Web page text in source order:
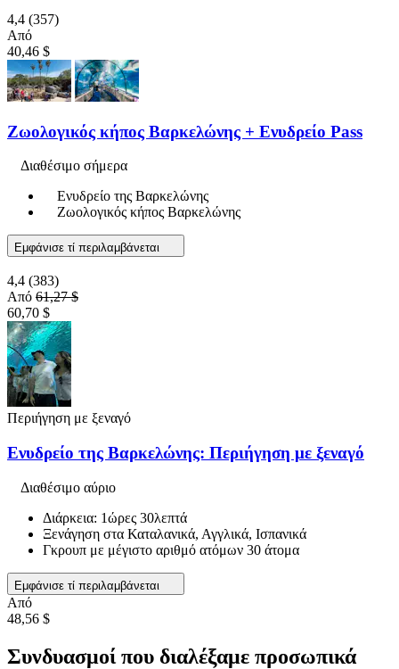
4,4 (357)
Από
40,46 $
Ζωολογικός κήπος Βαρκελώνης + Ενυδρείο Pass
Διαθέσιμο σήμερα
Ενυδρείο της Βαρκελώνης
Ζωολογικός κήπος Βαρκελώνης
Εμφάνισε τί περιλαμβάνεται
4,4 (383)
Από 61,27 $
60,70 $
Περιήγηση με ξεναγό
Ενυδρείο της Βαρκελώνης: Περιήγηση με ξεναγό
Διαθέσιμο αύριο
Διάρκεια: 1ώρες 30λεπτά
Ξενάγηση στα Καταλανικά, Αγγλικά, Ισπανικά
Γκρουπ με μέγιστο αριθμό ατόμων 30 άτομα
Εμφάνισε τί περιλαμβάνεται
Από
48,56 $
Συνδυασμοί που διαλέξαμε προσωπικά